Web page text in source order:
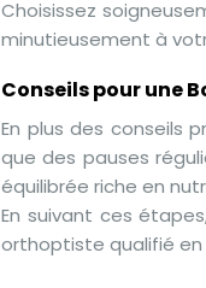
Choisissez
minutieusement à
Conseils pour une
En plus des conseils
que des pauses
équilibrée riche en
En suivant ces
orthoptiste qualifié en